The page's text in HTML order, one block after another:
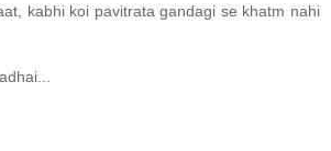
kabhi koi pavitrata gandagi se khatm nahi